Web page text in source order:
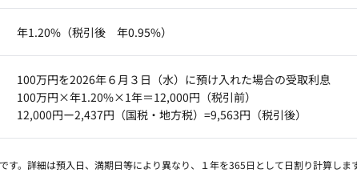
年1.20%（税引後 年0.95%）
100万円を2026年６月３日（水）に預け入れた場合の受取利息
100万円×年1.20%×1年＝12,000円（税引前）
12,000円ー2,437円（国税・地方税）=9,563円（税引後）
す。詳細は預入日、満期日等により異なり、１年を365日として日割り計算しま